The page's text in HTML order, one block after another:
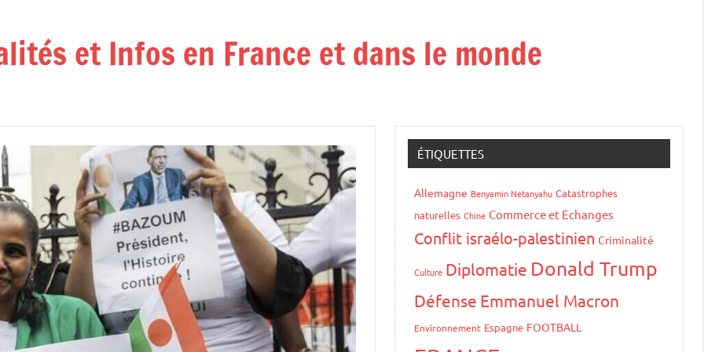
et Infos en France et dans le monde
ÉTIQUETTES
Allemagne Benyamin Netanyahu Catastrophes
naturelles Chine Commerce et Echanges
Conflit israélo-palestinien Criminalité
Culture Diplomatie Donald Trump
Défense Emmanuel Macron
Environnement Espagne FOOTBALL